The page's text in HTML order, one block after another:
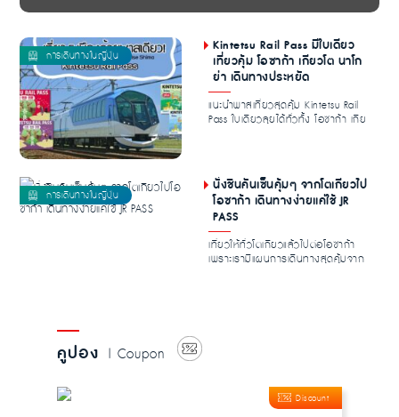
Kintetsu Rail Pass มีใบเดียว
เที่ยวคุ้ม โอซาก้า เกียวโต นาโก
ย่า เดินทางประหยัด
แนะนำพาสเที่ยวสุดคุ้ม Kintetsu Rail
Pass ใบเดียวลุยได้ทั่วทั้ง โอซาก้า เกีย
นั่งชินคันเซ็นคุ้มๆ จากโตเกียวไป
โอซาก้า เดินทางง่ายแค่ใช้ JR
PASS
เที่ยวให้ทั่วโตเกียวแล้วไปต่อโอซาก้า
เพราะเรามีแผนการเดินทางสุดคุ้มจาก
คูปอง | Coupon
Discount